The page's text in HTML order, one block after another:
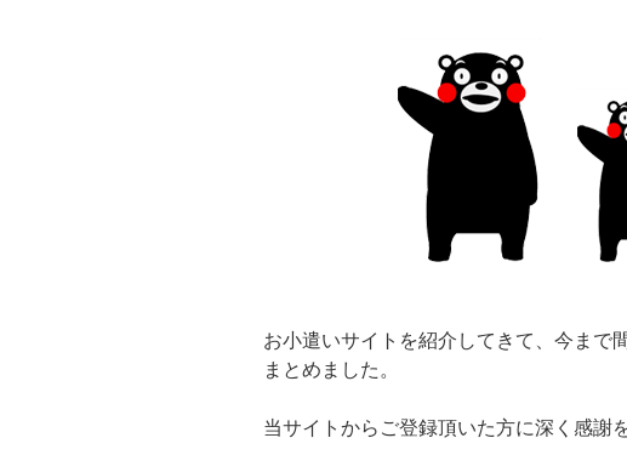
お小遣いサイトを紹介してきて、今まで
まとめました。
当サイトからご登録頂いた方に深く感謝